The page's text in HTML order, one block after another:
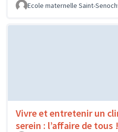
Ecole maternelle Saint-Senoch
Vivre et entretenir un
serein : l’affaire de tous !